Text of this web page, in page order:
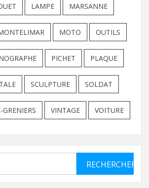
LAMPE MARSANNE
MOTO OUTILS
PICHET PLAQUE
SCULPTURE SOLDAT
GRENIERS VINTAGE VOITURE